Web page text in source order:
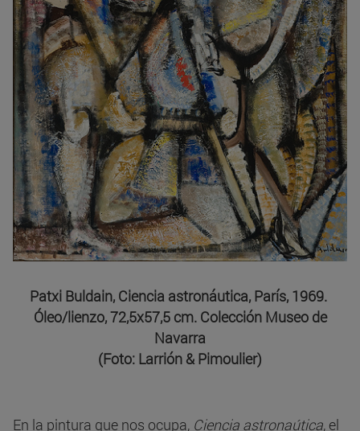
Patxi Buldain, Ciencia astronáutica, París, 1969.
Óleo/lienzo, 72,5x57,5 cm. Colección Museo de
Navarra
(Foto: Larrión & Pimoulier)
En la pintura que nos ocupa, Ciencia astronaútica, el